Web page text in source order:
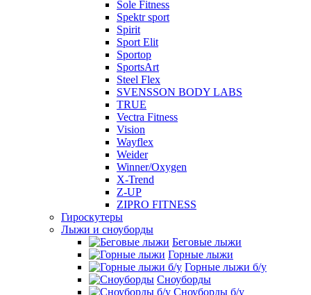
Sole Fitness
Spektr sport
Spirit
Sport Elit
Sportop
SportsArt
Steel Flex
SVENSSON BODY LABS
TRUE
Vectra Fitness
Vision
Wayflex
Weider
Winner/Oxygen
X-Trend
Z-UP
ZIPRO FITNESS
Гироскутеры
Лыжи и сноуборды
Беговые лыжи
Горные лыжи
Горные лыжи б/у
Сноуборды
Сноуборды б/у